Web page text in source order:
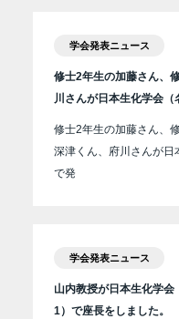
学会発表ニュース
修士2年生の加藤さん、
川さんが日本生化学会（
修士2年生の加藤さん、
深津くん、府川さんが日
で発
学会発表ニュース
山内教授が日本生化学
1）で座長をしました。